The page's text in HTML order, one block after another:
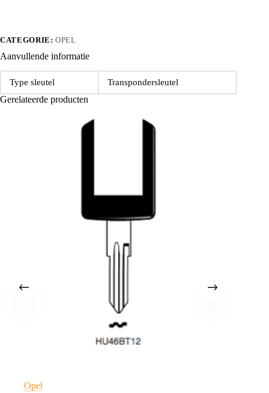
CATEGORIE:OPEL
Aanvullende informatie
Type sleutel Transpondersleutel
Gerelateerde producten
Opel